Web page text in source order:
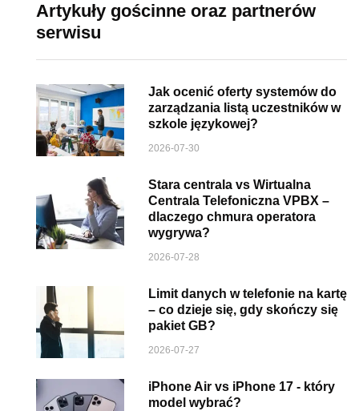
Artykuły gościnne oraz partnerów
serwisu
Jak ocenić oferty systemów do
zarządzania listą uczestników w
szkole językowej?
2026-07-30
Stara centrala vs Wirtualna
Centrala Telefoniczna VPBX –
dlaczego chmura operatora
wygrywa?
2026-07-28
Limit danych w telefonie na kartę
– co dzieje się, gdy skończy się
pakiet GB?
2026-07-27
iPhone Air vs iPhone 17 - który
model wybrać?